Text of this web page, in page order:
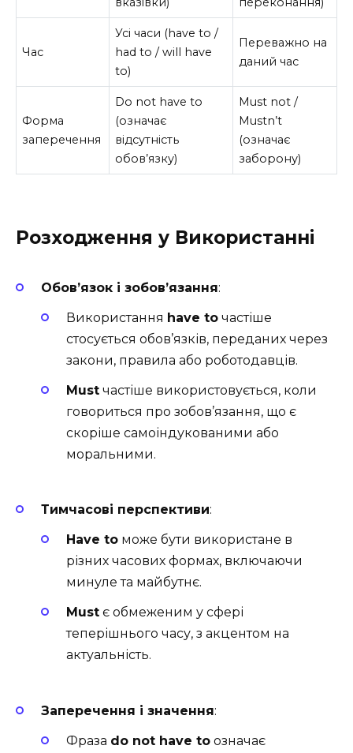
Час
Усі часи (have to /
had to / will have
to)
Переважно на
даний час
Форма
заперечення
Do not have to
(означає
відсутність
обов’язку)
Must not /
Mustn’t
(означає
заборону)
Розходження у Використанні
Обов’язок і зобов’язання:
Використання have to частіше
стосується обов’язків, переданих через
закони, правила або роботодавців.
Must частіше використовується, коли
говориться про зобов’язання, що є
скоріше самоіндукованими або
моральними.
Тимчасові перспективи:
Have to може бути використане в
різних часових формах, включаючи
минуле та майбутнє.
Must є обмеженим у сфері
теперішнього часу, з акцентом на
актуальність.
Заперечення і значення:
Фраза do not have to означає